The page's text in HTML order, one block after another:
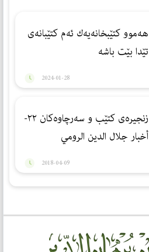
هەموو كتێبخانەیەك ئەم كتێبانەی
تێدا بێت باشە
2024-01-28
زنجیرەی کتێب و سەرچاوەکان ٢٢-
أخبار جلال الدين الرومي
2018-04-09